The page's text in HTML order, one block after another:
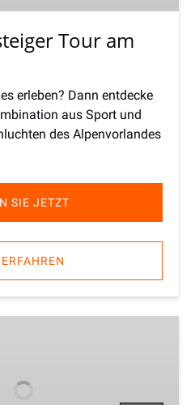
Tour am
erleben? Dann entdecke
aus Sport und
des Alpenvorlandes
SIE JETZT